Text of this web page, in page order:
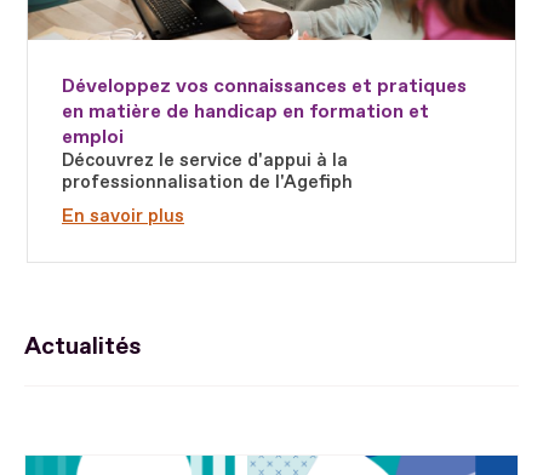
Développez vos connaissances et pratiques
en matière de handicap en formation et
emploi
Découvrez le service d'appui à la
professionnalisation de l'Agefiph
En savoir plus
Actualités